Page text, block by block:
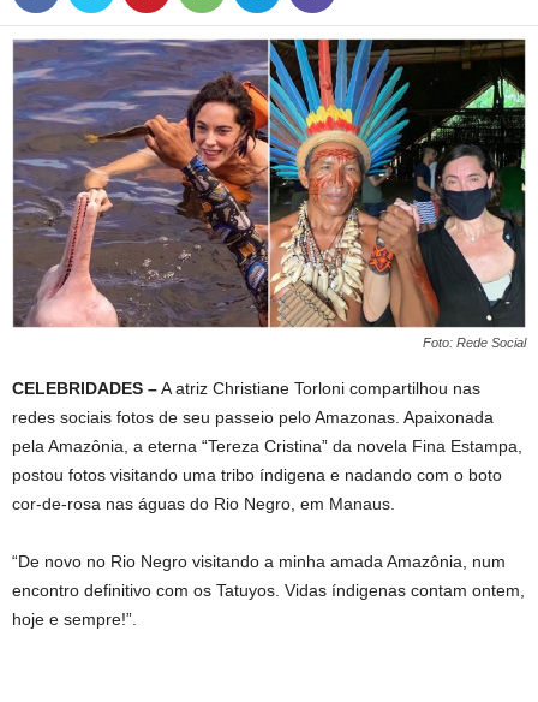
Foto: Rede Social
CELEBRIDADES –A atriz Christiane Torloni compartilhou nas
redes sociais fotos de seu passeio pelo Amazonas. Apaixonada
pela Amazônia, a eterna “Tereza Cristina” da novela Fina Estampa,
postou fotos visitando uma tribo índigena e nadando com o boto
cor-de-rosa nas águas do Rio Negro, em Manaus.
“De novo no Rio Negro visitando a minha amada Amazônia, num
encontro definitivo com os Tatuyos. Vidas índigenas contam ontem,
hoje e sempre!”.